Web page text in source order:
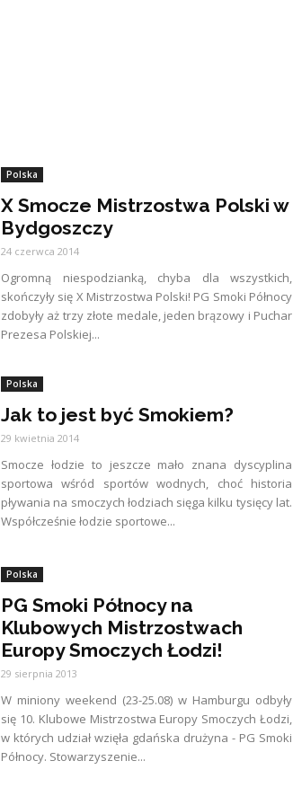
Polska
X Smocze Mistrzostwa Polski w
Bydgoszczy
24 czerwca 2014
Ogromną niespodzianką, chyba dla wszystkich,
skończyły się X Mistrzostwa Polski! PG Smoki Północy
zdobyły aż trzy złote medale, jeden brązowy i Puchar
Prezesa Polskiej...
Polska
Jak to jest być Smokiem?
29 kwietnia 2014
Smocze łodzie to jeszcze mało znana dyscyplina
sportowa wśród sportów wodnych, choć historia
pływania na smoczych łodziach sięga kilku tysięcy lat.
Współcześnie łodzie sportowe...
Polska
PG Smoki Północy na
Klubowych Mistrzostwach
Europy Smoczych Łodzi!
29 sierpnia 2013
W miniony weekend (23-25.08) w Hamburgu odbyły
się 10. Klubowe Mistrzostwa Europy Smoczych Łodzi,
w których udział wzięła gdańska drużyna - PG Smoki
Północy. Stowarzyszenie...